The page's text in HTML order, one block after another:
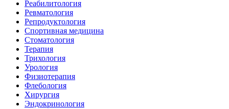
Реабилитология
Ревматология
Репродуктология
Спортивная медицина
Стоматология
Терапия
Трихология
Урология
Физиотерапия
Флебология
Хирургия
Эндокринология